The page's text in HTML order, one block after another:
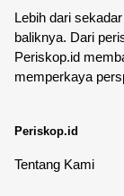
Lebih dari
baliknya. Dari
Periskop.id
memperkaya
Periskop.id
Tentang Kami